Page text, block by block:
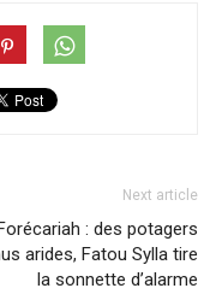
Next article
Forécariah : des potagers
arides, Fatou Sylla tire
la sonnette d’alarme